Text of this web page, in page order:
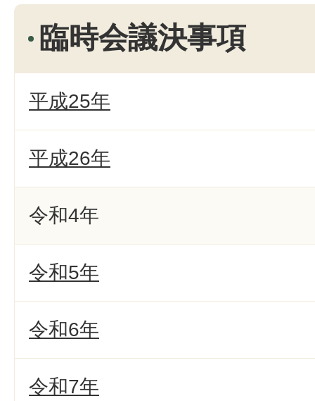
臨時会議決事項
平成25年
平成26年
令和4年
令和5年
令和6年
令和7年